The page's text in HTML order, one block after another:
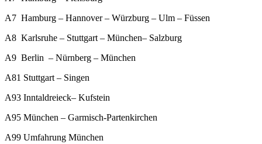
A7 Hamburg – Hannover – Würzburg – Ulm – Füssen
A8 Karlsruhe – Stuttgart – München– Salzburg
A9 Berlin – Nürnberg – München
A81 Stuttgart – Singen
A93 Inntaldreieck– Kufstein
A95 München – Garmisch-Partenkirchen
A99 Umfahrung München